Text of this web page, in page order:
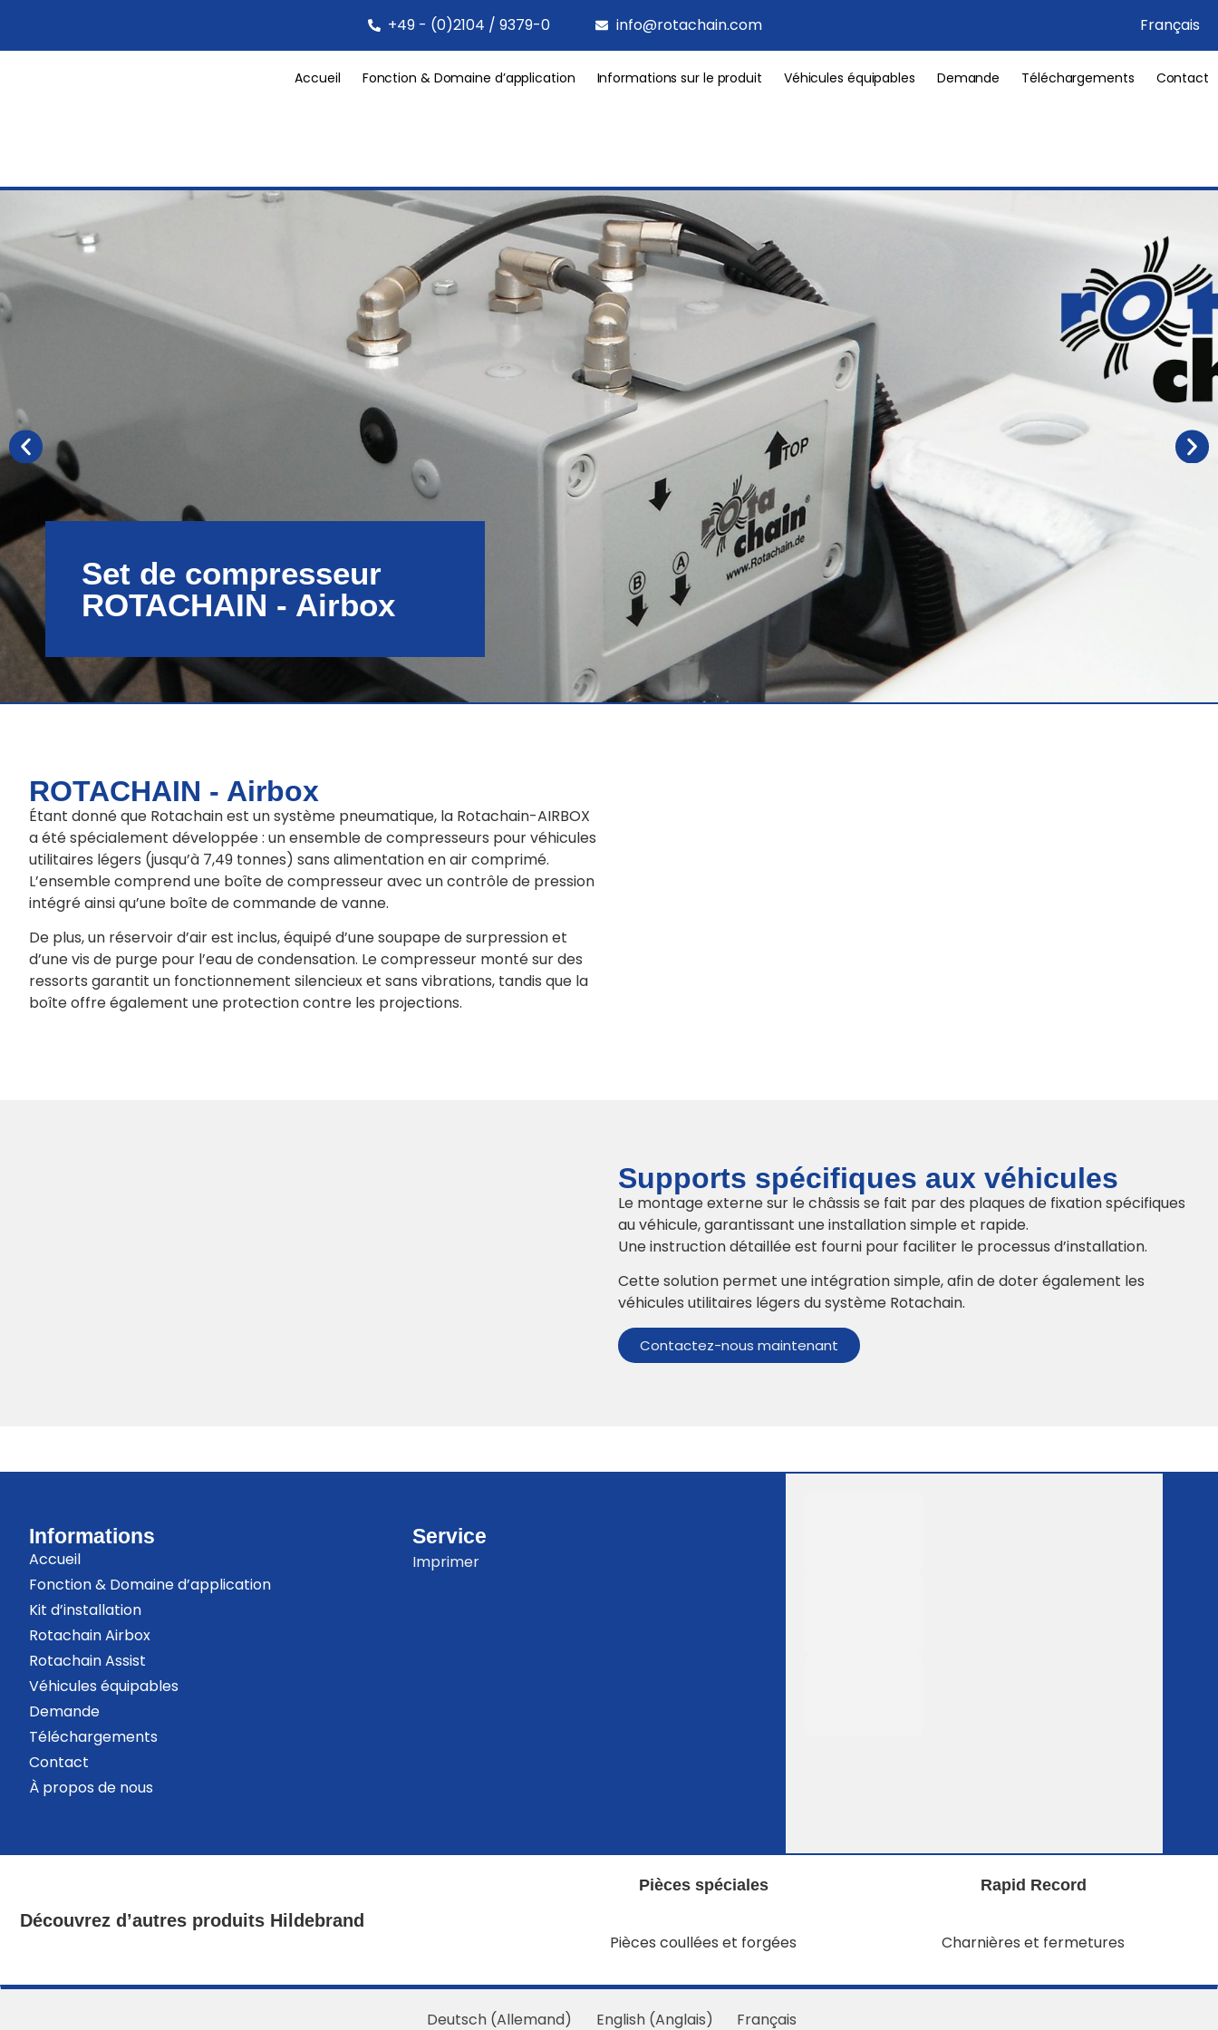
Français
+49 - (0)2104 / 9379-0 info@rotachain.com
Accueil Fonction & Domaine d’application Informations sur le produit Véhicules équipables Demande Téléchargements Contact
Set de compresseur
ROTACHAIN - Airbox
ROTACHAIN - Airbox
Étant donné que Rotachain est un système pneumatique, la Rotachain-AIRBOX
a été spécialement développée : un ensemble de compresseurs pour véhicules
utilitaires légers (jusqu’à 7,49 tonnes) sans alimentation en air comprimé.
L’ensemble comprend une boîte de compresseur avec un contrôle de pression
intégré ainsi qu’une boîte de commande de vanne.
De plus, un réservoir d’air est inclus, équipé d’une soupape de surpression et
d’une vis de purge pour l’eau de condensation. Le compresseur monté sur des
ressorts garantit un fonctionnement silencieux et sans vibrations, tandis que la
boîte offre également une protection contre les projections.
Supports spécifiques aux véhicules
Le montage externe sur le châssis se fait par des plaques de fixation spécifiques
au véhicule, garantissant une installation simple et rapide.
Une instruction détaillée est fourni pour faciliter le processus d’installation.
Cette solution permet une intégration simple, afin de doter également les
véhicules utilitaires légers du système Rotachain.
Contactez-nous maintenant
Informations
Accueil
Fonction & Domaine d’application
Kit d’installation
Rotachain Airbox
Rotachain Assist
Véhicules équipables
Demande
Téléchargements
Contact
À propos de nous
Service
Imprimer
Découvrez d’autres produits Hildebrand
Pièces spéciales
Pièces coullées et forgées
Rapid Record
Charnières et fermetures
Deutsch (Allemand) English(Anglais) Français